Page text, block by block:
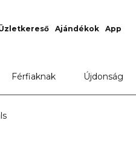
Ajándékok App
Férfiaknak Újdonság